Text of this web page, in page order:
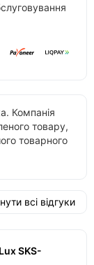
Компанія
товару,
товарного
всі відгуки
SKS-